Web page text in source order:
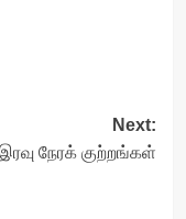
Next:
இரவு நேரக் குற்றங்கள்